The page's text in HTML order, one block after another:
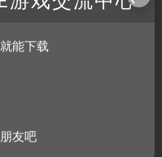
学家的助手，亦或是
兼职内容目不暇接，
能下载
友吧